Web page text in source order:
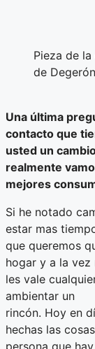
Pieza de
de
Una última
contacto que
usted un
realmente
mejores
Si he notado
estar mas
que queremos
hogar y a la vez
les vale
ambientar un
rincón. Hoy en
hechas las